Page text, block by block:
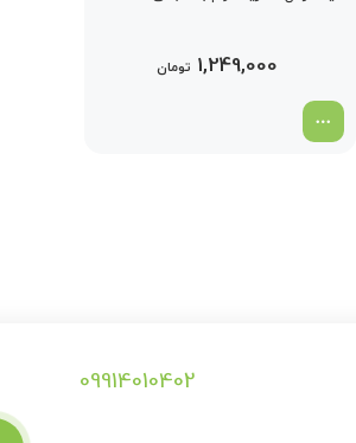
1,249,000 تومان
09914010402